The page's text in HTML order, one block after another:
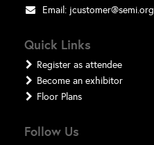
Email: jcustomer@semi.org
Quick Links
Register as attendee
Become an exhibitor
Floor Plans
Follow Us